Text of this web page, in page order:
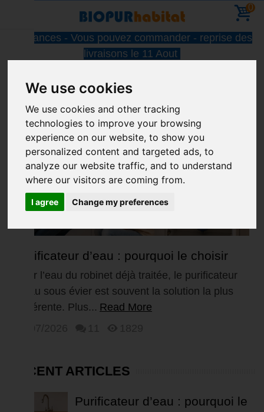
We use cookies
We use cookies and other tracking
technologies to improve your browsing
experience on our website, to show you
personalized content and targeted ads, to
analyze our website traffic, and to understand
where our visitors are coming from.
I agree Change my preferences
0
Vacances - Vous pouvez commander - reprise des
livraisons le 11 Aout
FEATURED ARTICLES
Purificateur d’eau : pourquoi le choisir
plutôt qu’un osmoseur pour...
Pour l’eau du robinet déjà traitée, le purificateur
d’eau sous évier est souvent la solution la plus
cohérente. Plus... Read More
RECENT ARTICLES
Purificateur d’eau : pourquoi le